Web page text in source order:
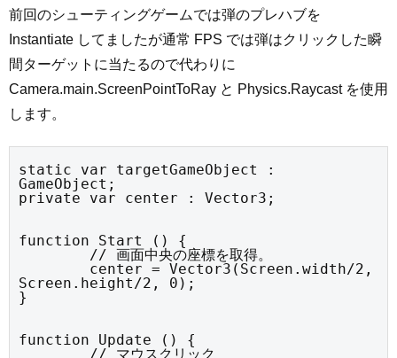
前回のシューティングゲームでは弾のプレハブを
Instantiate してましたが通常 FPS では弾はクリックした瞬
間ターゲットに当たるので代わりに
Camera.main.ScreenPointToRay と Physics.Raycast を使用
します。
static var targetGameObject :
GameObject;
private var center : Vector3;
function Start () {
Screen.height/2, 0);
}
function Update () {